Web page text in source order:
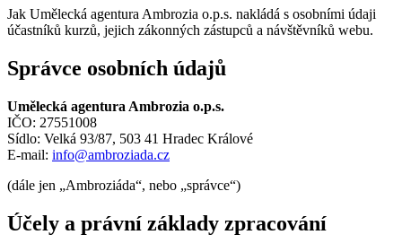
Jak Umělecká agentura Ambrozia o.p.s. nakládá s osobními údaji
účastníků kurzů, jejich zákonných zástupců a návštěvníků webu.
Správce osobních údajů
Umělecká agentura Ambrozia o.p.s.
IČO: 27551008
Sídlo: Velká 93/87, 503 41 Hradec Králové
E-mail: info@ambroziada.cz
(dále jen „Ambroziáda“, nebo „správce“)
Účely a právní základy zpracování